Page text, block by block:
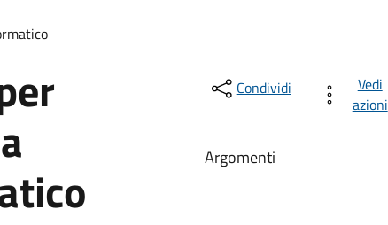
Condividi
Vedi
azioni
Argomenti